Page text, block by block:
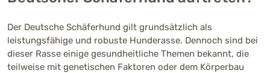
Der Deutsche Schäferhund gilt grundsätzlich als
leistungsfähige und robuste Hunderasse. Dennoch sind bei
dieser Rasse einige gesundheitliche Themen bekannt, die
teilweise mit genetischen Faktoren oder dem Körperbau